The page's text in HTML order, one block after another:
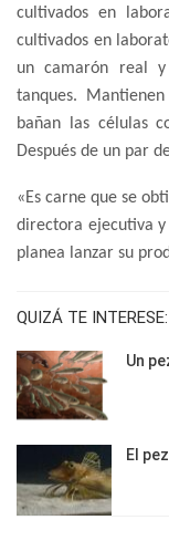
cultivados en
cultivados en
un camarón real
tanques.
bañan las células
Después de un par
«Es carne que se
directora ejecutiva y
planea lanzar su
QUIZÁ TE INTERESE:
Un
El